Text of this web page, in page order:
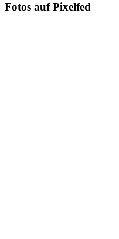
Fotos auf Pixelfed